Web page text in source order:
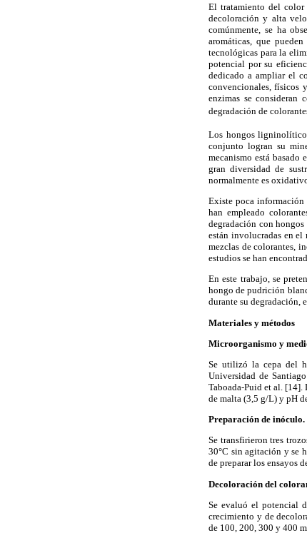
El tratamiento del color
decoloración y alta
comúnmente, se ha
aromáticas, que
tecnológicas para la
potencial por su
dedicado a ampliar el
convencionales, físicos
enzimas se consideran
degradación de
Los hongos
conjunto logran su
mecanismo está
gran diversidad de
normalmente es
Existe poca
han empleado
degradación con
están involucradas en el
mezclas de colorantes,
estudios se han
En este trabajo, se
hongo de pudrición
durante su degradación,
Materiales y métodos
Microorganismo y
Se utilizó la cepa del
Universidad de
Taboada-Puid et al.
de malta (3,5 g/L) y pH
Preparación de inóculo.
Se transfirieron tres
30°C sin agitación y se
de preparar los ensayos
Decoloración del
Se evaluó el potencial
crecimiento y de
de 100, 200, 300 y 400